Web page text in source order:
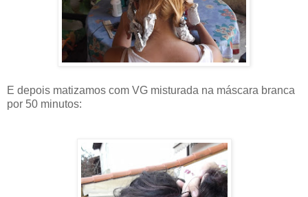
E depois matizamos com VG misturada na máscara branca
por 50 minutos: